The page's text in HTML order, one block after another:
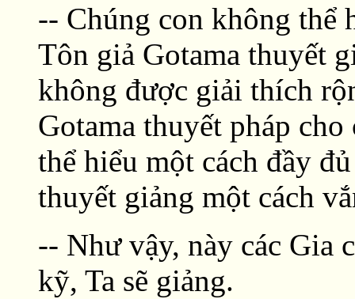
-- Chúng con không thể
Tôn giả Gotama thuyết
không được giải thích
Gotama thuyết pháp
thể hiểu một cách đầy
thuyết giảng một cách
-- Như vậy, này các Gia
kỹ, Ta sẽ giảng.